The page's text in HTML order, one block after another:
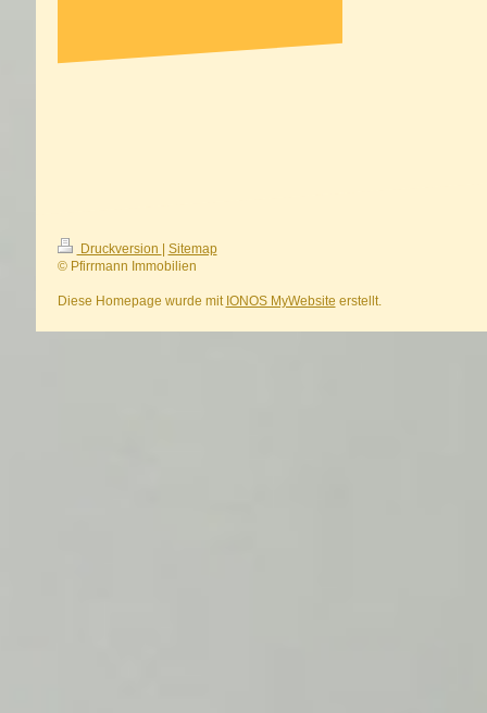
Druckversion
Sitemap
© Pfirrmann Immobilien
Diese Homepage wurde mit IONOS MyWebsite erstellt.